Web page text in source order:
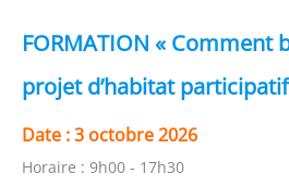
FORMATION « Comment
projet d’habitat
Date :3 octobre 2026
Horaire : 9h00 - 17h30